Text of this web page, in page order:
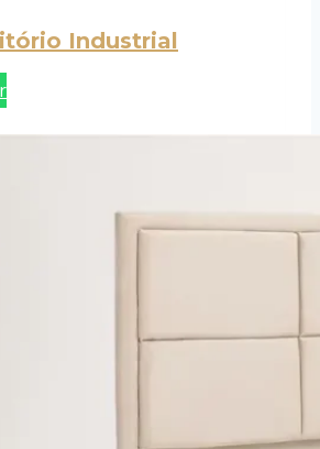
Industrial